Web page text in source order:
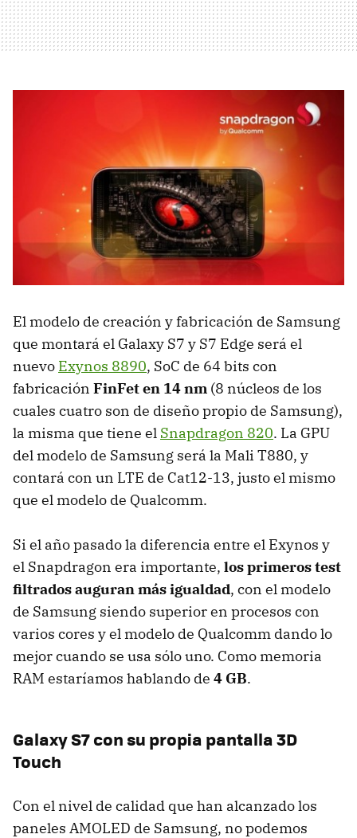
El modelo de creación y fabricación de Samsung
que montará el Galaxy S7 y S7 Edge será el
nuevo Exynos 8890, SoC de 64 bits con
fabricación FinFet en 14 nm (8 núcleos de los
cuales cuatro son de diseño propio de Samsung),
la misma que tiene el Snapdragon 820. La GPU
del modelo de Samsung será la Mali T880, y
contará con un LTE de Cat12-13, justo el mismo
que el modelo de Qualcomm.
Si el año pasado la diferencia entre el Exynos y
el Snapdragon era importante, los primeros test
filtrados auguran más igualdad, con el modelo
de Samsung siendo superior en procesos con
varios cores y el modelo de Qualcomm dando lo
mejor cuando se usa sólo uno. Como memoria
RAM estaríamos hablando de 4 GB.
Galaxy S7 con su propia pantalla 3D
Touch
Con el nivel de calidad que han alcanzado los
paneles AMOLED de Samsung, no podemos